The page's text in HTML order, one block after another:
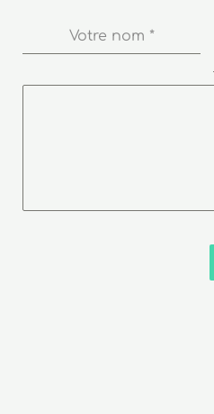
Votre nom *